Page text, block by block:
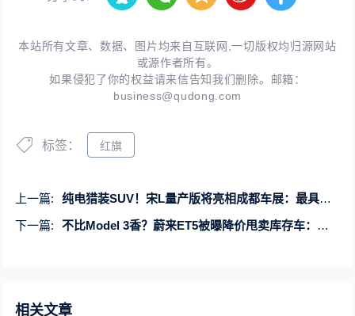
本站所有文章、数据、图片均来自互联网,一切版权均归源网站
或源作者所有。
如果侵犯了你的权益请来信告知我们删除。邮箱：
business@qudong.com
标签： 红旗
上一篇:
纯电猎装SUV！宋L量产版将亮相成都车展：最具设计感的比亚迪
下一篇:
不比Model 3香？蔚来ET5被曝降价甩卖库存车：立减2.4万元
相关文章